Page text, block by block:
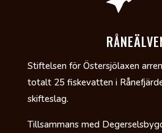
Stiftelsen för Östersjölaxen
totalt 25 fiskevatten i
skifteslag.
Tillsammans med